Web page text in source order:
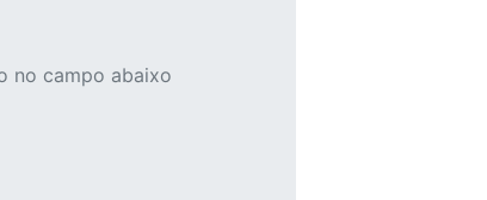
no campo abaixo